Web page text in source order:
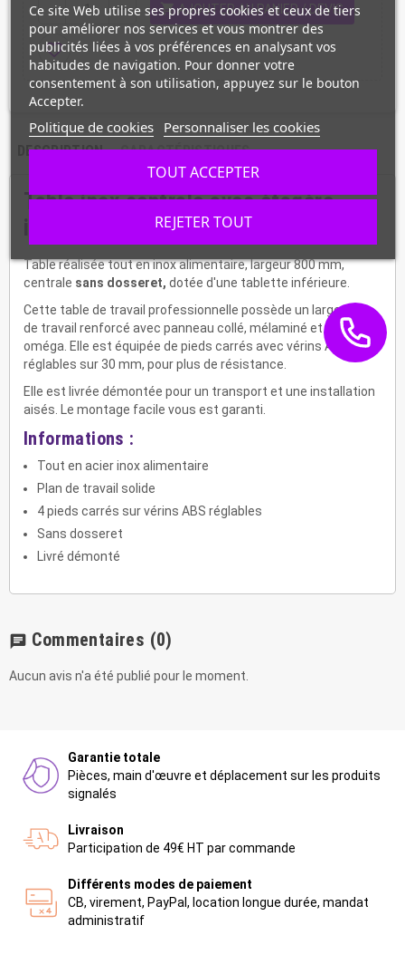
remove add shopping_cartAJOUTER AU PANIER / DEVIS
favorite_border
DESCRIPTION CARACTÉRISTIQUES
Table inox centrale avec étagère
inférieure, L. 800 mm, STTF-087
Table réalisée tout en inox alimentaire, largeur 800 mm,
centrale sans dosseret, dotée d'une tablette inférieure.
Cette table de travail professionnelle possède un large plan
de travail renforcé avec panneau collé, mélaminé et
oméga. Elle est équipée de pieds carrés avec vérins ABS
réglables sur 30 mm, pour plus de résistance.
Elle est livrée démontée pour un transport et une installation
aisés. Le montage facile vous est garanti.
Informations :
Tout en acier inox alimentaire
Plan de travail solide
4 pieds carrés sur vérins ABS réglables
Sans dosseret
Livré démonté
chat Commentaires (0)
Aucun avis n'a été publié pour le moment.
Garantie totale
Pièces, main d'œuvre et déplacement sur les produits
signalés
Livraison
Participation de 49€ HT par commande
Différents modes de paiement
CB, virement, PayPal, location longue durée, mandat
administratif
Ce site Web utilise ses propres cookies et ceux de tiers
pour améliorer nos services et vous montrer des
publicités liées à vos préférences en analysant vos
habitudes de navigation. Pour donner votre
consentement à son utilisation, appuyez sur le bouton
Accepter.
Politique de cookies Personnaliser les cookies
REJETER TOUT
TOUT ACCEPTER